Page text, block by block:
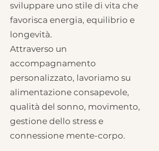
sviluppare uno stile di vita che
favorisca energia, equilibrio e
longevità.
Attraverso un
accompagnamento
personalizzato, lavoriamo su
alimentazione consapevole,
qualità del sonno, movimento,
gestione dello stress e
connessione mente-corpo.